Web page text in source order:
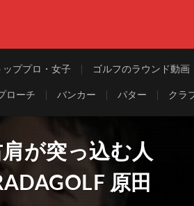
ッププロ・女子 ゴルフのラウンド動画
ローチ バンカー パター クラ
が突っ込む人
原田